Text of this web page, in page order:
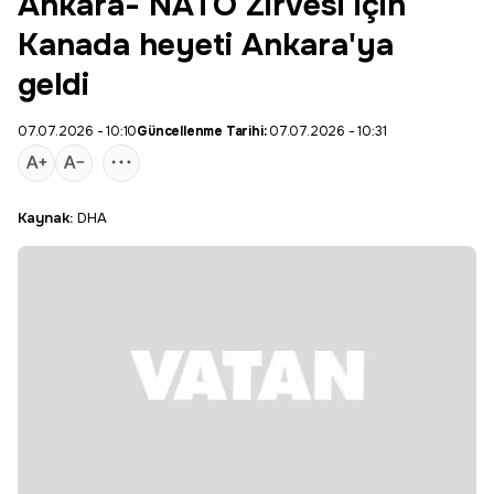
Kanada heyeti Ankara'ya
geldi
07.07.2026 - 10:10Güncellenme Tarihi:07.07.2026 - 10:31
Kaynak: DHA